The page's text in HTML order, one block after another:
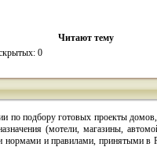
Читают тему
0
подбору готовых проекты
(мотели, магазины,
нормами и правилами, принятыми